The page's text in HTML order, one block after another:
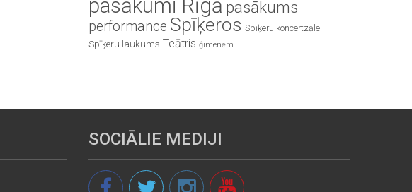
pasākumi Rīgā pasākums
performance Spīķeros Spīķeru koncertzāle
Spīķeru laukums Teātris ģimenēm
SOCIĀLIE MEDIJI